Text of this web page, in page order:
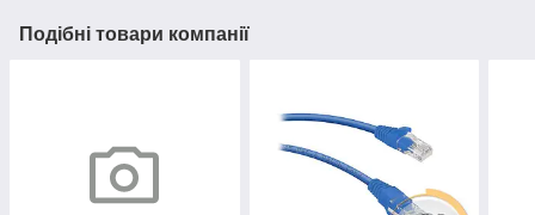
Подібні товари компанії